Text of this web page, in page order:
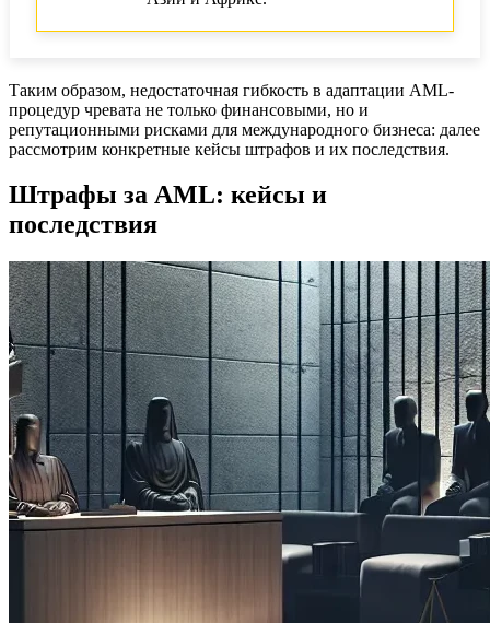
Таким образом, недостаточная гибкость в адаптации AML-
процедур чревата не только финансовыми, но и
репутационными рисками для международного бизнеса: далее
рассмотрим конкретные кейсы штрафов и их последствия.
Штрафы за AML: кейсы и
последствия